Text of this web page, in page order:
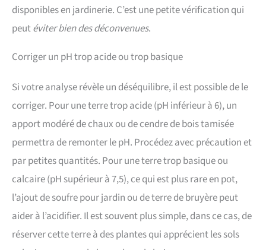
disponibles en jardinerie. C’est une petite vérification qui
peutéviter bien des déconvenues.
Corriger un pH trop acide ou trop basique
Si votre analyse révèle un déséquilibre, il est possible de le
corriger. Pour une terre trop acide (pH inférieur à 6), un
apport modéré de chaux ou de cendre de bois tamisée
permettra de remonter le pH. Procédez avec précaution et
par petites quantités. Pour une terre trop basique ou
calcaire (pH supérieur à 7,5), ce qui est plus rare en pot,
l’ajout de soufre pour jardin ou de terre de bruyère peut
aider à l’acidifier. Il est souvent plus simple, dans ce cas, de
réserver cette terre à des plantes qui apprécient les sols